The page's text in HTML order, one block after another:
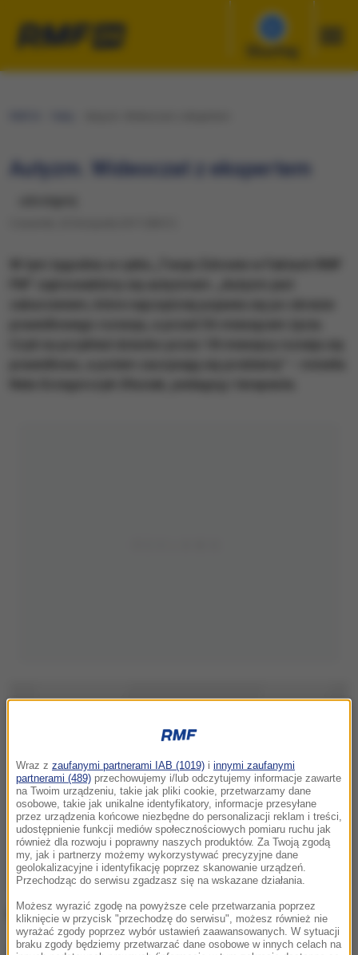
Słuchaj
Autyzm. Wideoczat z ekspertem
Inne pytania, na jakie odpowiedziała nasza ekspert:
Czy to prawda, że autyzm częściej dotyka
Wraz z zaufanymi partnerami IAB (1019) i innymi zaufanymi
partnerami (489) przechowujemy i/lub odczytujemy informacje zawarte
na Twoim urządzeniu, takie jak pliki cookie, przetwarzamy dane
osobowe, takie jak unikalne identyfikatory, informacje przesyłane
przez urządzenia końcowe niezbędne do personalizacji reklam i treści,
udostępnienie funkcji mediów społecznościowych pomiaru ruchu jak
również dla rozwoju i poprawny naszych produktów. Za Twoją zgodą
my, jak i partnerzy możemy wykorzystywać precyzyjne dane
geolokalizacyjne i identyfikację poprzez skanowanie urządzeń.
Przechodząc do serwisu zgadzasz się na wskazane działania.
Możesz wyrazić zgodę na powyższe cele przetwarzania poprzez
kliknięcie w przycisk "przechodzę do serwisu", możesz również nie
wyrażać zgody poprzez wybór ustawień zaawansowanych. W sytuacji
braku zgody będziemy przetwarzać dane osobowe w innych celach na